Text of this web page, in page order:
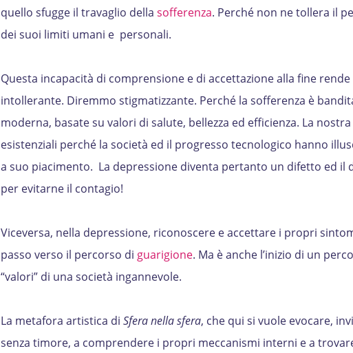
quello sfugge il travaglio della sofferenza. Perché non ne tollera il
dei suoi limiti umani e personali.
Questa incapacità di comprensione e di accettazione alla fine
intollerante. Diremmo stigmatizzante. Perché la sofferenza è
moderna, basate su valori di salute, bellezza ed efficienza. La
esistenziali perché la società ed il progresso tecnologico hanno
a suo piacimento. La depressione diventa pertanto un difetto ed il
per evitarne il contagio!
Viceversa, nella depressione, riconoscere e accettare i propri
passo verso il percorso di guarigione. Ma è anche l’inizio di un
“valori” di una società ingannevole.
La metafora artistica di Sfera nella sfera, che qui si vuole evocare,
senza timore, a comprendere i propri meccanismi interni e a